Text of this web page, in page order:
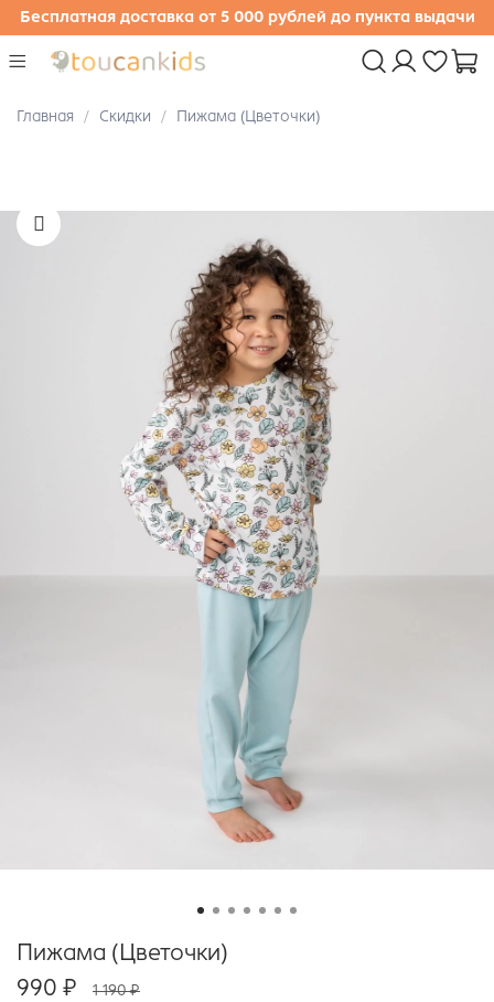
Бесплатная доставка от 5 000 рублей до пункта выдачи
Главная Скидки Пижама (Цветочки)
Пижама (Цветочки)
990 ₽
1 190 ₽